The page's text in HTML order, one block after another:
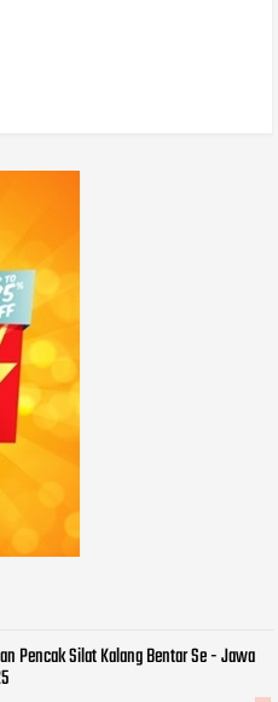
Pencak Silat Kalang Bentar Se - Jawa